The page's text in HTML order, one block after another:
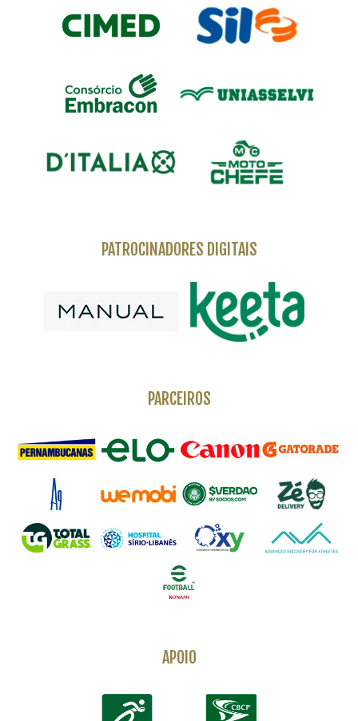
PATROCINADORES DIGITAIS
PARCEIROS
APOIO